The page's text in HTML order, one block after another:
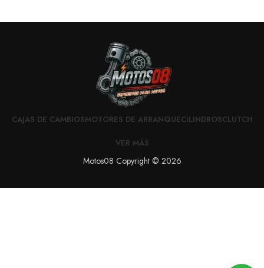
CAJAS DE CAMBIOSMOTORES DE ARRANQUECILINDROSCLUTCH
VER MÁS
Motos08 Copyright © 2026